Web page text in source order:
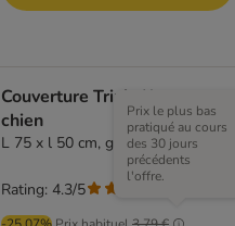
Couverture Trixie Kenny pour
chien
L 75 x l 50 cm, gris
Prix le plus bas
pratiqué au cours
des 30 jours
précédents
l'offre.
Rating: 4.3/5